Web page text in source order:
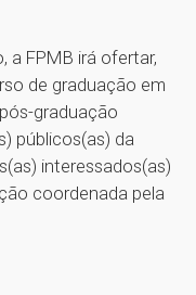
a FPMB irá ofertar,
de graduação em
graduação
públicos(as) da
interessados(as)
coordenada pela